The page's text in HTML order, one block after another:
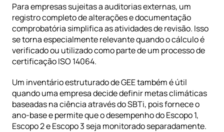
Para empresas sujeitas a auditorias externas, um
registro completo de alterações e documentação
comprobatória simplifica as atividades de revisão. Isso
se torna especialmente relevante quando o cálculo é
verificado ou utilizado como parte de um processo de
certificação ISO 14064.
Um inventário estruturado de GEE também é útil
quando uma empresa decide definir metas climáticas
baseadas na ciência através do SBTi, pois fornece o
ano-base e permite que o desempenho do Escopo 1,
Escopo 2 e Escopo 3 seja monitorado separadamente.